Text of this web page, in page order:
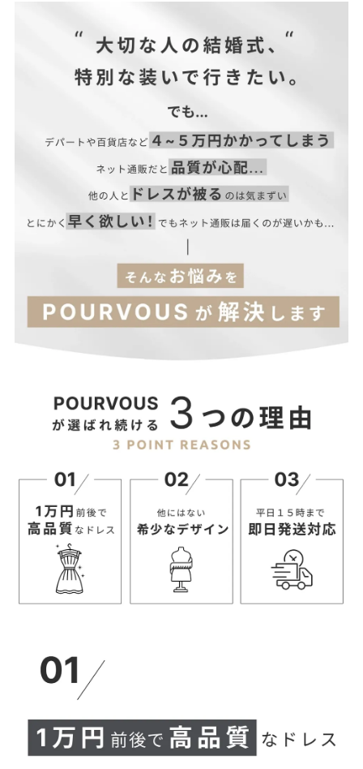
■透け感：なし
サイズ(cm)
着丈
（前/ バスト 裾幅 袖幅 袖口巾 袖丈
48
LL～3L
62~70 138 53 29.5 10 71
81
64~72 150 59 31 11
【当店のサイズガイドはこちら→】